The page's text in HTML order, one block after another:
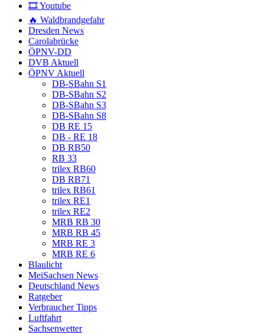
🎞️ Youtube
🔥 Waldbrandgefahr
Dresden News
Carolabrücke
ÖPNV-DD
DVB Aktuell
ÖPNV Aktuell
DB-SBahn S1
DB-SBahn S2
DB-SBahn S3
DB-SBahn S8
DB RE 15
DB - RE 18
DB RB50
RB 33
trilex RB60
DB RB71
trilex RB61
trilex RE1
trilex RE2
MRB RB 30
MRB RB 45
MRB RE 3
MRB RE 6
Blaulicht
MeiSachsen News
Deutschland News
Ratgeber
Verbraucher Tipps
Luftfahrt
Sachsenwetter